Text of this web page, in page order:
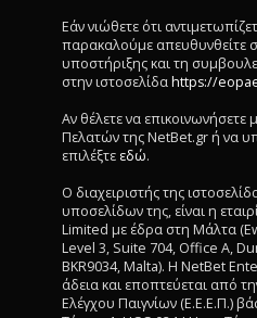
Εάν νιώθετε ότι
παρακαλούμε απευθυνθείτε
υποστήριξης και τη
στην ιστοσελίδαhttps://
Αν θέλετε να επικοινωνήσετε
Πελατών της NetBet.gr ή να
επιλέξτε εδώ.
Ο διαχειριστής της
υποσελίδων της, είναι η
Limited με έδρα στη Μάλτα
Level 3, Suite 704, Office A,
BKR9034, Malta). Η NetBet
άδεια και εποπτεύεται από
Ελέγχου Παιγνίων (Ε.Ε.Ε.Π.)